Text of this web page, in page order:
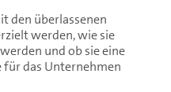
den überlassenen
werden, wie sie
und ob sie eine
das Unternehmen